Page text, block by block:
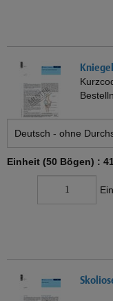
Einheit (50 Bögen) :